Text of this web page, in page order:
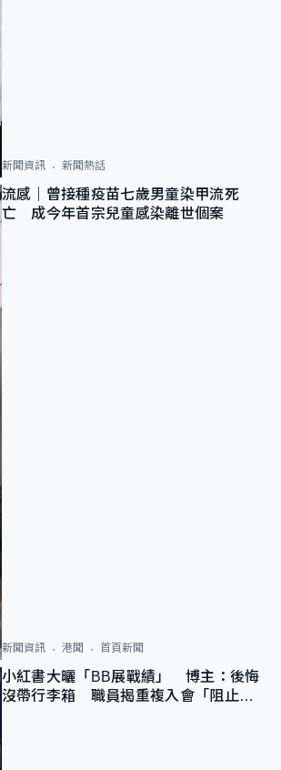
新聞資訊 新聞熱話
流感｜曾接種疫苗七歲男童染甲流死
亡 成今年首宗兒童感染離世個案
新聞資訊 港聞 首頁新聞
小紅書大曬「BB展戰績」 博主：後悔
沒帶行李箱 職員揭重複入會「阻止唔